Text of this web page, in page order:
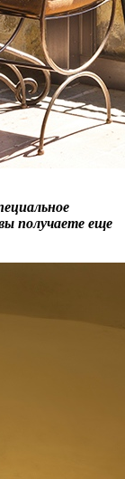
получаете еще